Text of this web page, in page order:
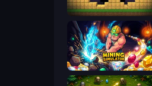
Pickaxe Crusher Idle
Mining Simulator